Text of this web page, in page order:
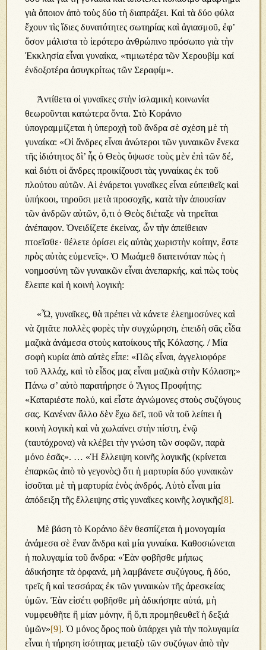
γιὰ ὅποιον ἀπὸ τοὺς δύο τὴ διαπράξει. Καὶ τὰ δύο φύλα
ἔχουν τὶς ἴδιες δυνατότητες σωτηρίας καὶ ἁγιασμοῦ, ἐφ’
ὅσον μάλιστα τὸ ἱερότερο ἀνθρώπινο πρόσωπο γιὰ τὴν
Ἐκκλησία εἶναι γυναίκα, «τιμιωτέρα τῶν Χερουβίμ καί
ἐνδοξοτέρα ἀσυγκρίτως τῶν Σεραφίμ».
Ἀντίθετα οἱ γυναῖκες στὴν ἰσλαμικὴ κοινωνία
θεωροῦνται κατώτερα ὄντα. Στὸ Κοράνιο
ὑπογραμμίζεται ἡ ὑπεροχὴ τοῦ ἄνδρα σὲ σχέση μὲ τὴ
γυναίκα: «Οἱ ἄνδρες εἶναι ἀνώτεροι τῶν γυναικῶν ἕνεκα
τῆς ἰδιότητος δὶ’ ἧς ὁ Θεὸς ὕψωσε τοὺς μὲν ἐπὶ τῶν δέ,
καὶ διότι οἱ ἄνδρες προικίζουσι τὰς γυναίκας ἐκ τοῦ
πλούτου αὐτῶν. Αἱ ἐνάρετοι γυναῖκες εἶναι εὐπειθεῖς καὶ
ὑπήκοοι, τηροῦσι μετὰ προσοχῆς, κατὰ τὴν ἀπουσίαν
τῶν ἀνδρῶν αὐτῶν, ὅ,τι ὁ Θεὸς διέταξε νὰ τηρεῖται
ἀνέπαφον. Ὀνειδίζετε ἐκείνας, ὧν τὴν ἀπείθειαν
πτοεῖσθε· θέλετε ὁρίσει εἰς αὐτὰς χωριστὴν κοίτην, ἔστε
πρὸς αὐτὰς εὐμενεῖς». Ὁ Μωάμεθ διατεινόταν πὼς ἡ
νοημοσύνη τῶν γυναικῶν εἶναι ἀνεπαρκής, καὶ πὼς τοὺς
ἔλειπε καὶ ἡ κοινὴ λογικὴ:
«Ὦ, γυναῖκες, θὰ πρέπει νὰ κάνετε ἐλεημοσύνες καὶ
νὰ ζητᾶτε πολλὲς φορὲς τὴν συγχώρηση, ἐπειδὴ σᾶς εἶδα
μαζικὰ ἀνάμεσα στοὺς κατοίκους τῆς Κόλασης. / Μία
σοφὴ κυρία ἀπὸ αὐτὲς εἶπε: «Πῶς εἶναι, ἀγγελιοφόρε
τοῦ Ἀλλάχ, καὶ τὸ εἶδος μας εἶναι μαζικὰ στὴν Κόλαση;»
Πάνω σ’ αὐτὸ παρατήρησε ὁ Ἅγιος Προφήτης:
«Καταριέστε πολύ, καὶ εἶστε ἀγνώμονες στοὺς συζύγους
σας. Κανέναν ἄλλο δὲν ἔχω δεῖ, ποῦ νὰ τοῦ λείπει ἡ
κοινὴ λογικὴ καὶ νὰ χωλαίνει στὴν πίστη, ἐνῷ
(ταυτόχρονα) νὰ κλέβει τὴν γνώση τῶν σοφῶν, παρὰ
μόνο ἐσᾶς». … «Ἡ ἔλλειψη κοινῆς λογικῆς (κρίνεται
ἐπαρκῶς ἀπὸ τὸ γεγονὸς) ὅτι ἡ μαρτυρία δύο γυναικὼν
ἰσοῦται μὲ τὴ μαρτυρία ἑνὸς ἀνδρός. Αὐτὸ εἶναι μία
ἀπόδειξη τῆς ἔλλειψης στὶς γυναῖκες κοινῆς λογικῆς[8].
Μὲ βάση τὸ Κοράνιο δὲν θεσπίζεται ἡ μονογαμία
ἀνάμεσα σὲ ἕναν ἄνδρα καὶ μία γυναίκα. Καθοσιώνεται
ἡ πολυγαμία τοῦ ἄνδρα: «Ἐὰν φοβῆσθε μήπως
ἀδικήσητε τὰ ὀρφανά, μὴ λαμβάνετε συζύγους, ἢ δύο,
τρεῖς ἢ καὶ τεσσάρας ἐκ τῶν γυναικὼν τῆς ἀρεσκείας
ὑμῶν. Ἐὰν εἰσέτι φοβῆσθε μὴ ἀδικήσητε αὐτά, μὴ
νυμφευθῆτε ἢ μίαν μόνην, ἢ ὅ,τι προμηθευθεῖ ἡ δεξιά
ὑμῶν»[9]. Ὁ μόνος ὅρος ποὺ ὑπάρχει γιὰ τὴν πολυγαμία
εἶναι ἡ τήρηση ἰσότητας μεταξὺ τῶν συζύγων ἀπὸ τὴν